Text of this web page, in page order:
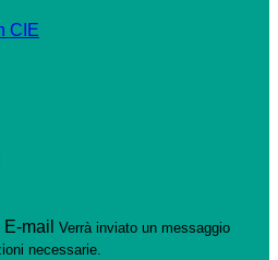
CIE
E-mail Verrà inviato un messaggio
necessarie.